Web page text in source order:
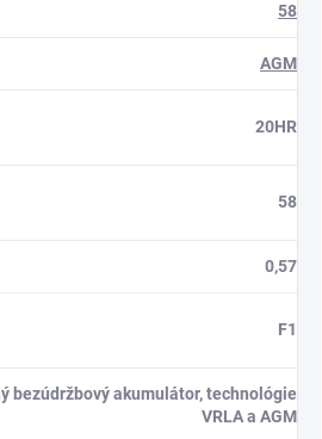
58
AGM
20HR
58
0,57
F1
bezúdržbový akumulátor, technológie
VRLA a AGM